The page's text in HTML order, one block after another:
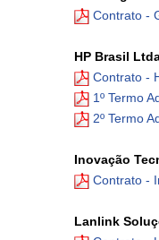
Contrato -
HP Brasil
Contrato -
1º Termo
2º Termo
Inovação
Contrato -
Lanlink